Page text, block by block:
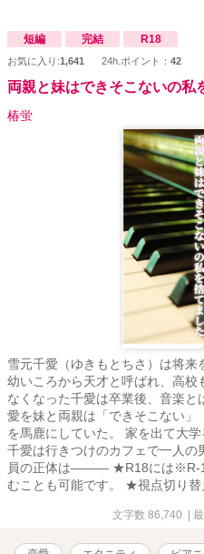
短編 完結 R18
お気に入り:1,641 24h.ポイント： 42
両親と妹はできそこないの私
椿蛍
雪元千愛（ゆきもとちさ）は将来
幼いころから天才と呼ばれ、高校
なくなった千愛は卒業後、音楽
愛を妹と両親は「できそこない」
を馬鹿にしていた。 家を出て大
千愛は行きつけのカフェで一人
員の正体は――― ★R18には※R-
むことも可能です。 ★視点切り替
文字数 86,740 |